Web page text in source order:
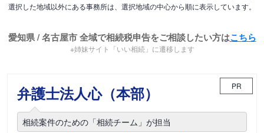
選択した地域以外にある事務所は、選択地域の中心から順に表示しています。
愛知県 / 名古屋市 全域で相続税申告をご相談したい方はこちら
※姉妹サイト「いい相続」に遷移します
弁護士法人心（本部） PR
相続案件のための「相続チーム」が担当